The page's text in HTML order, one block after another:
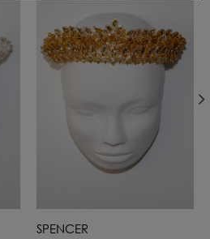
SPENCER